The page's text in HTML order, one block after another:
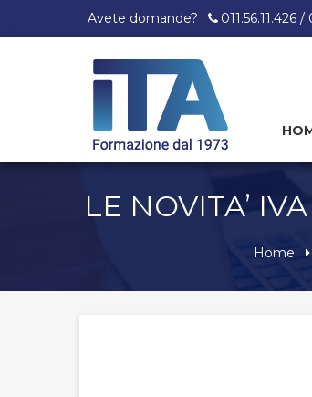
to
Avete domande? 011.56.11.426
LE NOVITA’
Home